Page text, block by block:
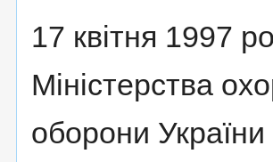
17 квітня 1997
Міністерства
оборони